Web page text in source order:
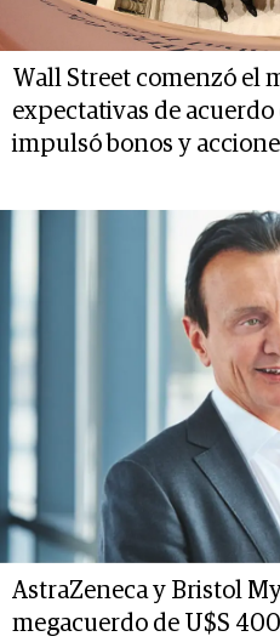
Wall Street comenzó el
expectativas de
impulsó bonos y
AstraZeneca y Bristol
megacuerdo de U$S